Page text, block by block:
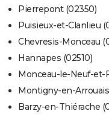
Pierrepont (02350)
Puisieux-et-Clanlieu
Chevresis-Monceau
Hannapes (02510)
Monceau-le-Neuf-et-
Montigny-en-
Barzy-en-Thiérache